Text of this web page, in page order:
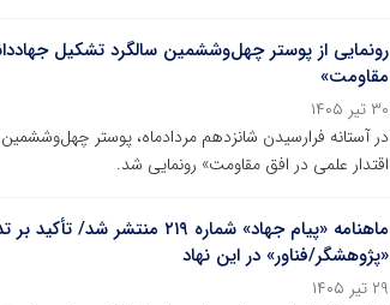
رونمایی از پوستر چهل‌وششمین سالگرد تشکیل
مقاومت»
۳۰ تیر ۱۴۰۵
در آستانه فرارسیدن شانزدهم مردادماه، پوستر
اقتدار علمی در افق مقاومت» رونمایی شد.
ماهنامه «پیام جهاد» شماره
«پژوهشگر/فناور» در این نهاد
۲۹ تیر ۱۴۰۵